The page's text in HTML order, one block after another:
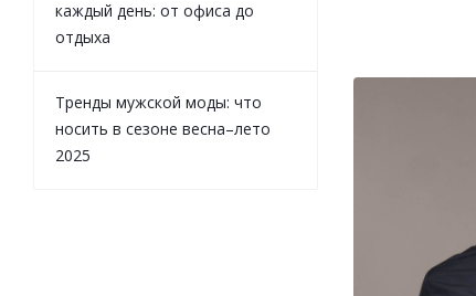
каждый день: от офиса до
отдыха
Тренды мужской моды: что
носить в сезоне весна–лето
2025